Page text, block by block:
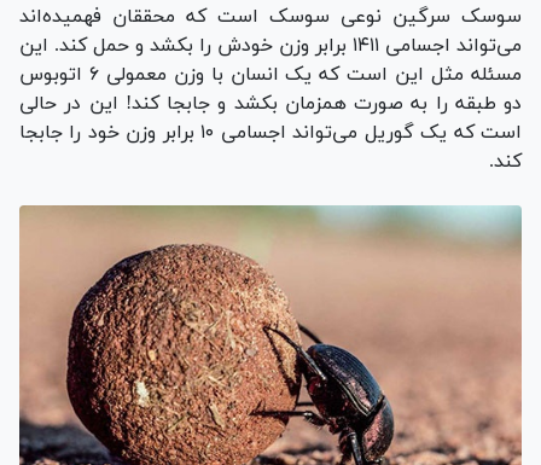
سوسک سرگین نوعی سوسک است که محققان فهمیده‌اند
می‌تواند اجسامی ۱۴۱۱ برابر وزن خودش را بکشد و حمل کند. این
مسئله مثل این است که یک انسان با وزن معمولی ۶ اتوبوس
دو طبقه را به صورت همزمان بکشد و جابجا کند! این در حالی
است که یک گوریل می‌تواند اجسامی ۱۰ برابر وزن خود را جابجا
کند.